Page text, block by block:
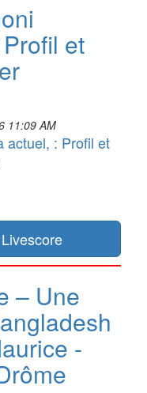
et
11:09 AM
actuel, : Profil et
– Une
-